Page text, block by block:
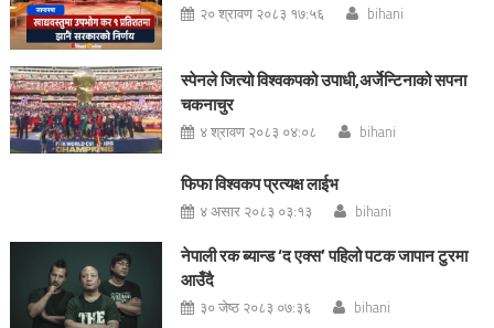
२० श्रावण २०८३ १७:५६ bihani
स्पेनले जित्यो विश्वकपको उपाधी,अर्जेन्टिनाको सपना
चकनाचुर
४ श्रावण २०८३ ०४:०८ bihani
फिफा विश्वकप प्रत्यक्ष लाईभ
४ असार २०८३ ०३:१३ bihani
नेपाली रक ब्यान्ड ‘द एक्स’ पहिलो पटक जापान टुरमा
आउँदै
३० जेष्ठ २०८३ ०७:३६ bihani